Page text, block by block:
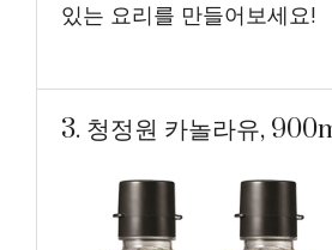
있는 요리를 만들어보세요!
3. 청정원 카놀라유,